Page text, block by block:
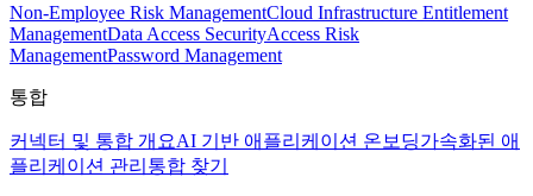
Non-Employee Risk ManagementCloud Infrastructure Entitlement
ManagementData Access SecurityAccess Risk
ManagementPassword Management
통합
커넥터 및 통합 개요AI 기반 애플리케이션 온보딩가속화된 애
플리케이션 관리 통합 찾기